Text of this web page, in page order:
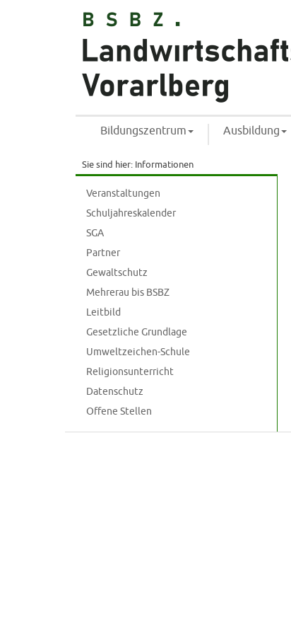
Bildungszentrum Ausbildung
Sie sind hier: Informationen
Veranstaltungen
Schuljahreskalender
SGA
Partner
Gewaltschutz
Mehrerau bis BSBZ
Leitbild
Gesetzliche Grundlage
Umweltzeichen-Schule
Religionsunterricht
Datenschutz
Offene Stellen